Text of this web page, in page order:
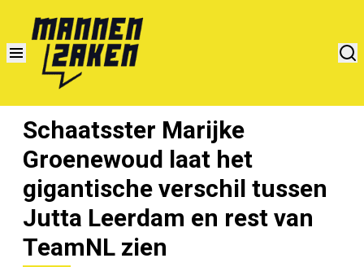
Schaatsster Marijke
Groenewoud laat het
gigantische verschil tussen
Jutta Leerdam en rest van
TeamNL zien